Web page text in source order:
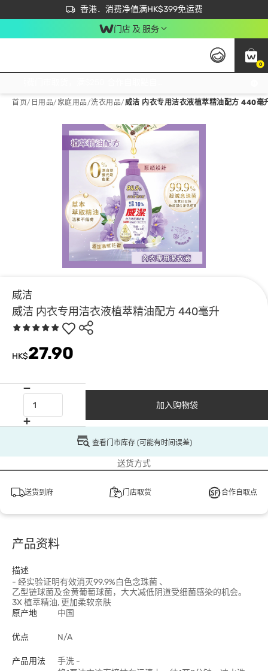
香港．消费净值满HK$399免运费
立即成为易赏钱会员尽享独家优惠
首次APP下单买满$450 输入 NEWAPP 即减$50
门店 及 服务
0
首页/ 日用品/ 家庭用品/洗衣用品/威洁 内衣专用洁衣液植萃精油配方 440毫
威洁
威洁 内衣专用洁衣液植萃精油配方 440毫升
HK$27.90
加入购物袋
查看门市库存 (可能有时间误差)
送货方式
送货到府 门店取货 合作自取点
产品资料
描述
- 经实验证明有效消灭99.9%白色念珠菌 、
乙型链球菌及金黄葡萄球菌，大大减低阴道受细菌感染的机会。
3X 植萃精油, 更加柔软亲肤
原产地
中国
优点 N/A
产品用法
手洗 -